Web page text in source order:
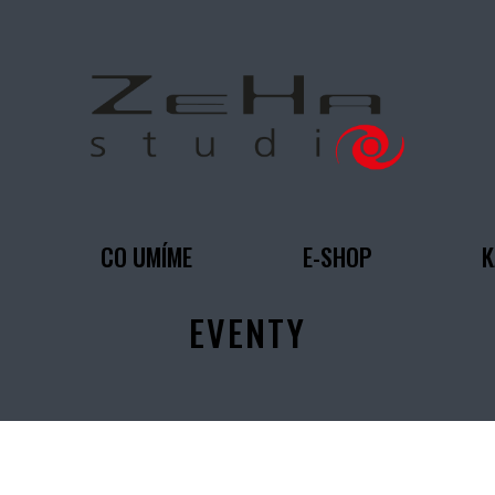
CO UMÍME E-SHOP
EVENTY